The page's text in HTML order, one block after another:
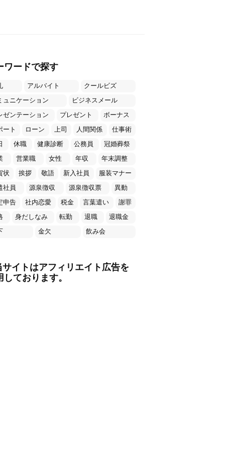
ワードで探す
アルバイト
クールビズ
ュニケーション
ビジネスメール
ゼンテーション
プレゼント
ボーナス
ート
ローン 上司 人間関係
仕事術
休職 健康診断 公務員
冠婚葬祭
営業職 女性 年収
年末調整
状
挨拶 敬語 新入社員
服装マナー
社員
源泉徴収 源泉徴収票
異動
申告
社内恋愛 税金 言葉遣い
謝罪
身だしなみ 転勤 退職
退職金
金欠 飲み会
イトはアフィリエイト広告を
しております。